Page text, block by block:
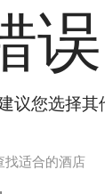
误
议您选择其
找适合的酒店